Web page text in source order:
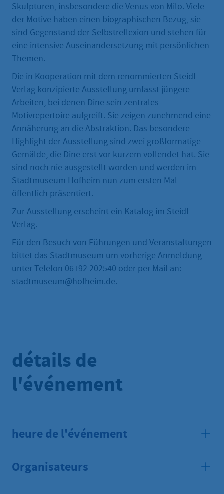
Skulpturen, insbesondere die Venus von Milo. Viele
der Motive haben einen biographischen Bezug, sie
sind Gegenstand der Selbstreflexion und stehen für
eine intensive Auseinandersetzung mit persönlichen
Themen.
Die in Kooperation mit dem renommierten Steidl
Verlag konzipierte Ausstellung umfasst jüngere
Arbeiten, bei denen Dine sein zentrales
Motivrepertoire aufgreift. Sie zeigen zunehmend eine
Annäherung an die Abstraktion. Das besondere
Highlight der Ausstellung sind zwei großformatige
Gemälde, die Dine erst vor kurzem vollendet hat. Sie
sind noch nie ausgestellt worden und werden im
Stadtmuseum Hofheim nun zum ersten Mal
öffentlich präsentiert.
Zur Ausstellung erscheint ein Katalog im Steidl
Verlag.
Für den Besuch von Führungen und Veranstaltungen
bittet das Stadtmuseum um vorherige Anmeldung
unter Telefon 06192 202540 oder per Mail an:
stadtmuseum@hofheim.de.
détails de
l'événement
heure de l'événement
Organisateurs